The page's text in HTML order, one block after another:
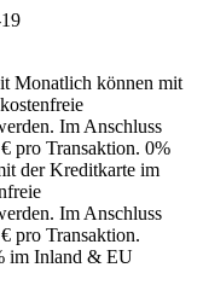
Monatlich können mit
Im Anschluss
pro Transaktion. 0%
der Kreditkarte im
Im Anschluss
pro Transaktion.
im Inland & EU